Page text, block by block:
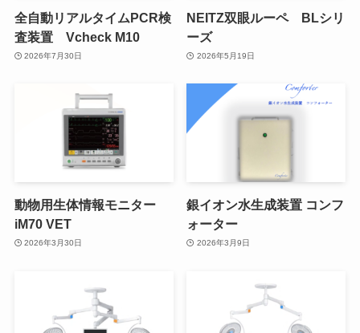
全自動リアルタイムPCR検
査装置 Vcheck M10
2026年7月30日
NEITZ双眼ルーペ BLシリ
ーズ
2026年5月19日
動物用生体情報モニター
iM70 VET
2026年3月30日
銀イオン水生成装置 コンフ
ォーター
2026年3月9日